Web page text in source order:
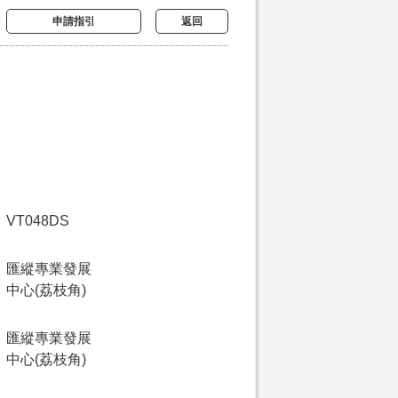
申請指引 返回
VT048DS
匯縱專業發展
中心(荔枝角)
匯縱專業發展
中心(荔枝角)